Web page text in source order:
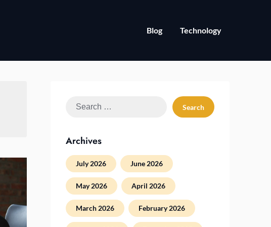
Blog Technology
Search
Archives
July 2026 June 2026
May 2026 April 2026
March 2026 February 2026